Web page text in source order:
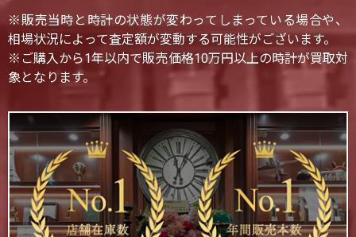
※販売当時と時計の状態が変わってしまっている場合や、
相場状況によって査定額が変動する可能性がございます。
※ご購入から1年以内で販売価格10万円以上の時計が買取対
象となります。